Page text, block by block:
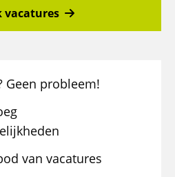
vacatures
Geen probleem!
van vacatures